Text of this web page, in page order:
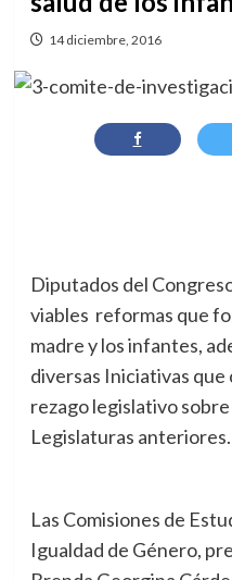
14 diciembre, 2016
Diputados del
viables reformas que
madre y los infantes,
diversas Iniciativas
rezago legislativo
Legislaturas anteriores.
Las Comisiones de
Igualdad de Género,